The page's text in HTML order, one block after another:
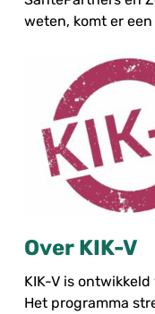
weten, komt er
Over KIK-V
KIK-V is
Het programma